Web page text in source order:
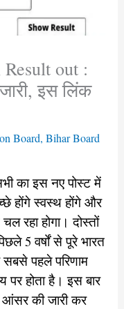
out :
इस लिंक
Board, Bihar Board
का इस नए पोस्ट में
होंगे स्वस्थ होंगे और
रहा होगा। दोस्तों
5 वर्षों से पूरे भारत
सबसे पहले परिणाम
पर होता है। इस बार
आंसर की जारी कर